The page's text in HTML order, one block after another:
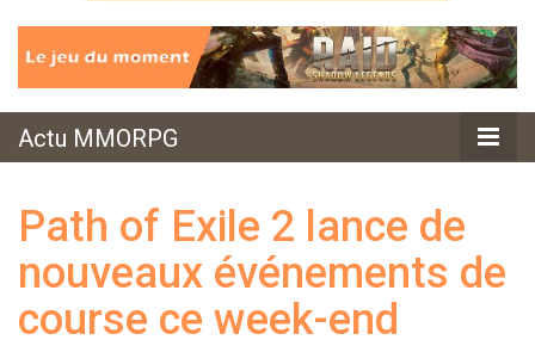
Actu
MMORPG
Actu MMORPG
Path of Exile 2 lance de
nouveaux événements de
course ce week-end